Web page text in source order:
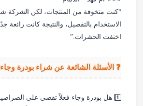
“كنت متخوفة من المنتجات، لكن
الاستخدام بالتفصيل، والنتيجة كانت رائعة
اختفت الحشرات.”
❓ الأسئلة الشائعة عن شراء بودرة وجاء
1️⃣ هل بودرة وجاء فعلاً تقضي على الصراصير نهائيًا؟